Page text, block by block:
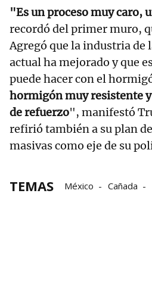
"Es un proceso muy caro,
recordó del primer muro,
Agregó que la industria de
actual ha mejorado y que
puede hacer con el
hormigón muy resistente
de refuerzo", manifestó
refirió también a su plan
masivas como eje de su
TEMAS México Cañada